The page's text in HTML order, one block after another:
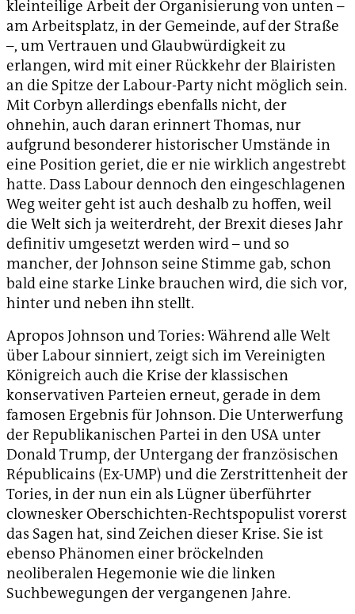
kleinteilige Arbeit der Organisierung von unten –
am Arbeitsplatz, in der Gemeinde, auf der Straße
–, um Vertrauen und Glaubwürdigkeit zu
erlangen, wird mit einer Rückkehr der Blairisten
an die Spitze der Labour-Party nicht möglich sein.
Mit Corbyn allerdings ebenfalls nicht, der
ohnehin, auch daran erinnert Thomas, nur
aufgrund besonderer historischer Umstände in
eine Position geriet, die er nie wirklich angestrebt
hatte. Dass Labour dennoch den eingeschlagenen
Weg weiter geht ist auch deshalb zu hoffen, weil
die Welt sich ja weiterdreht, der Brexit dieses Jahr
definitiv umgesetzt werden wird – und so
mancher, der Johnson seine Stimme gab, schon
bald eine starke Linke brauchen wird, die sich vor,
hinter und neben ihn stellt.
Apropos Johnson und Tories: Während alle Welt
über Labour sinniert, zeigt sich im Vereinigten
Königreich auch die Krise der klassischen
konservativen Parteien erneut, gerade in dem
famosen Ergebnis für Johnson. Die Unterwerfung
der Republikanischen Partei in den USA unter
Donald Trump, der Untergang der französischen
Républicains (Ex-UMP) und die Zerstrittenheit der
Tories, in der nun ein als Lügner überführter
clownesker Oberschichten-Rechtspopulist vorerst
das Sagen hat, sind Zeichen dieser Krise. Sie ist
ebenso Phänomen einer bröckelnden
neoliberalen Hegemonie wie die linken
Suchbewegungen der vergangenen Jahre.